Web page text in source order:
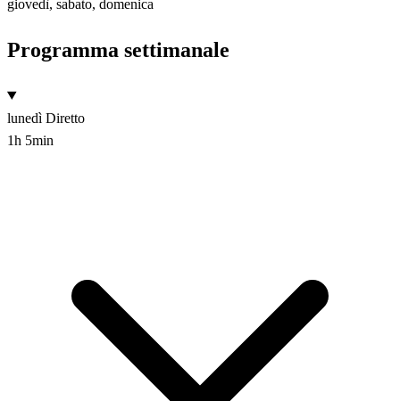
giovedì, sabato, domenica
Programma settimanale
lunedì Diretto
1h 5min